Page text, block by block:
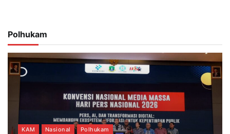
Polhukam
KAM Nasional Polhukam